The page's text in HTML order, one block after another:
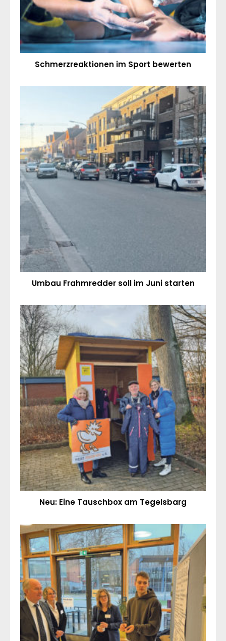
Schmerzreaktionen im Sport bewerten
Umbau Frahmredder soll im Juni starten
Neu: Eine Tauschbox am Tegelsbarg